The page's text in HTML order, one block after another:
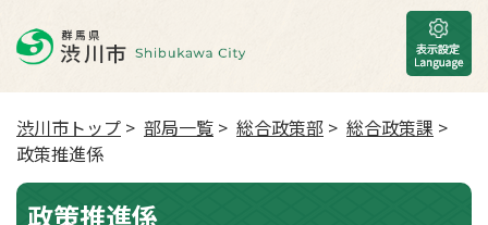
渋川市トップ > 部局一覧 > 総合政策部 > 総合政策課 >
政策推進係
政策推進係